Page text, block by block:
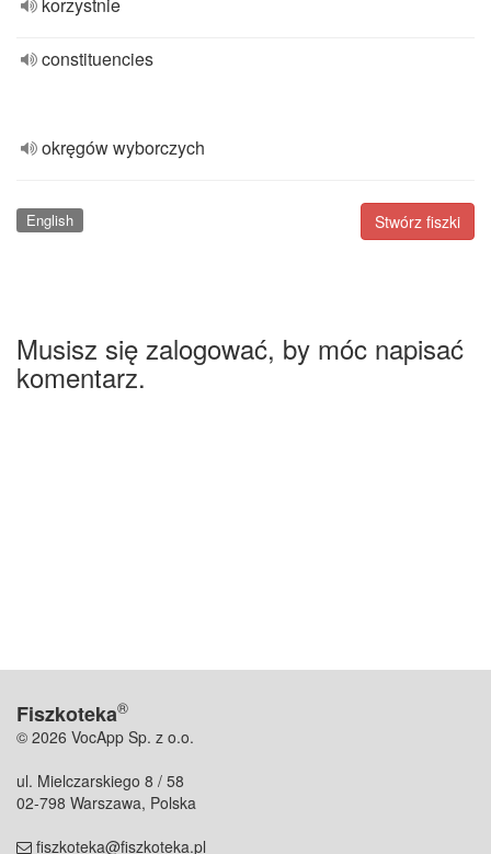
constituencies
okręgów wyborczych
Stwórz fiszki
English
Musisz się zalogować, by móc napisać
komentarz.
Fiszkoteka®
© 2026 VocApp Sp. z o.o.
ul. Mielczarskiego 8 / 58
02-798 Warszawa, Polska
fiszkoteka@fiszkoteka.pl